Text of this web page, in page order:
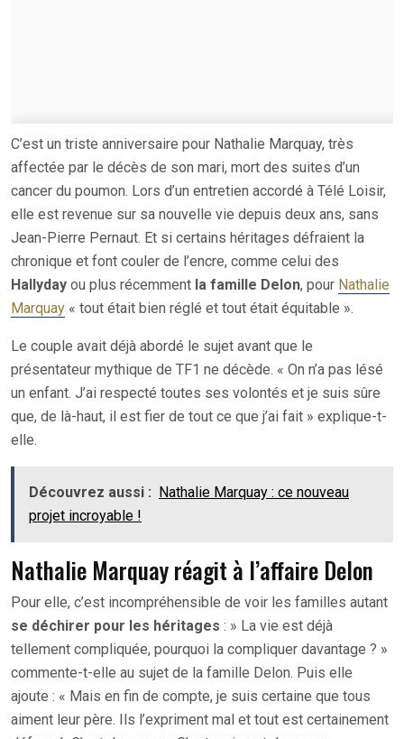
C’est un triste anniversaire pour Nathalie Marquay, très
affectée par le décès de son mari, mort des suites d’un
cancer du poumon. Lors d’un entretien accordé à Télé Loisir,
elle est revenue sur sa nouvelle vie depuis deux ans, sans
Jean-Pierre Pernaut. Et si certains héritages défraient la
chronique et font couler de l’encre, comme celui des
Hallyday ou plus récemment la famille Delon, pour Nathalie
Marquay « tout était bien réglé et tout était équitable ».
Le couple avait déjà abordé le sujet avant que le
présentateur mythique de TF1 ne décède. « On n’a pas lésé
un enfant. J’ai respecté toutes ses volontés et je suis sûre
que, de là-haut, il est fier de tout ce que j’ai fait » explique-t-
elle.
Découvrez aussi : Nathalie Marquay : ce nouveau
projet incroyable !
Nathalie Marquay réagit à l’affaire Delon
Pour elle, c’est incompréhensible de voir les familles autant
se déchirer pour les héritages : » La vie est déjà
tellement compliquée, pourquoi la compliquer davantage ? »
commente-t-elle au sujet de la famille Delon. Puis elle
ajoute : « Mais en fin de compte, je suis certaine que tous
aiment leur père. Ils l’expriment mal et tout est certainement